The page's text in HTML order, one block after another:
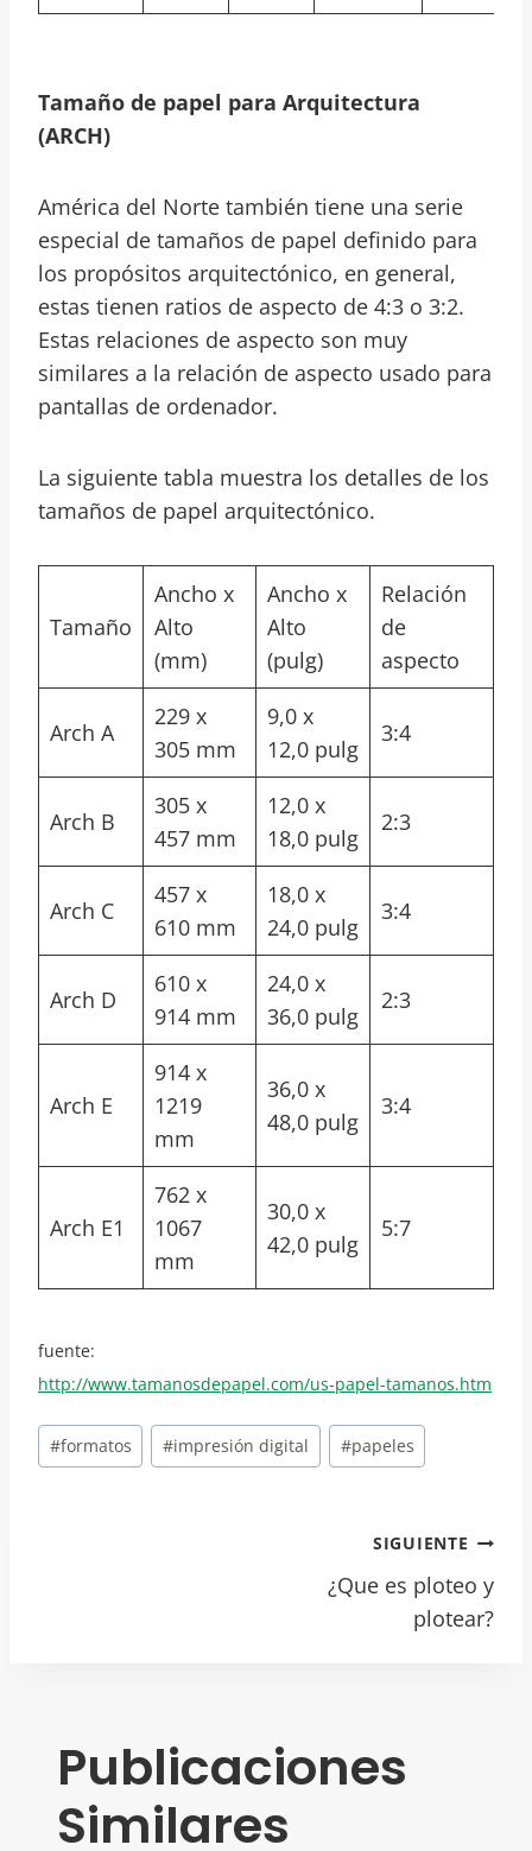
Tamaño de papel para Arquitectura
(ARCH)
América del Norte también tiene una serie
especial de tamaños de papel definido para
los propósitos arquitectónico, en general,
estas tienen ratios de aspecto de 4:3 o 3:2.
Estas relaciones de aspecto son muy
similares a la relación de aspecto usado para
pantallas de ordenador.
La siguiente tabla muestra los detalles de los
tamaños de papel arquitectónico.
Tamaño
Ancho x
Alto
(mm)
Ancho x
Alto
(pulg)
Relación
de
aspecto
Arch A
229 x
305 mm
9,0 x
12,0 pulg
3:4
Arch B
305 x
457 mm
12,0 x
18,0 pulg
2:3
Arch C
457 x
610 mm
18,0 x
24,0 pulg
3:4
Arch D
610 x
914 mm
24,0 x
36,0 pulg
2:3
Arch E
914 x
1219
mm
36,0 x
48,0 pulg
3:4
Arch E1
762 x
1067
mm
30,0 x
42,0 pulg
5:7
fuente:
http://www.tamanosdepapel.com/us-papel-tamanos.htm
Etiquetas
de
#formatos #impresión digital #papeles
SIGUIENTE
¿Que es ploteo y
plotear?
Publicaciones
Similares